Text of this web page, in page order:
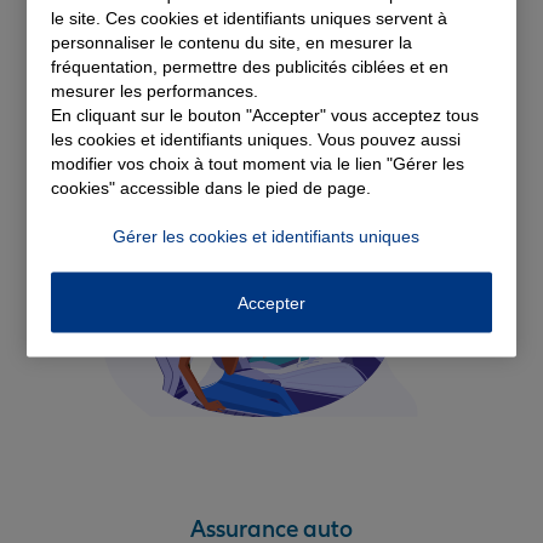
Découvrez nos
solutions d'assurance
Assurance auto
le site. Ces cookies et identifiants uniques servent à
personnaliser le contenu du site, en mesurer la
fréquentation, permettre des publicités ciblées et en
mesurer les performances.
En cliquant sur le bouton "Accepter" vous acceptez tous
les cookies et identifiants uniques. Vous pouvez aussi
modifier vos choix à tout moment via le lien "Gérer les
cookies" accessible dans le pied de page.
Gérer les cookies et identifiants uniques
Accepter